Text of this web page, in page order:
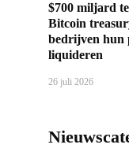
$700 miljard
Bitcoin
bedrijven hun
liquideren
26 juli 2026